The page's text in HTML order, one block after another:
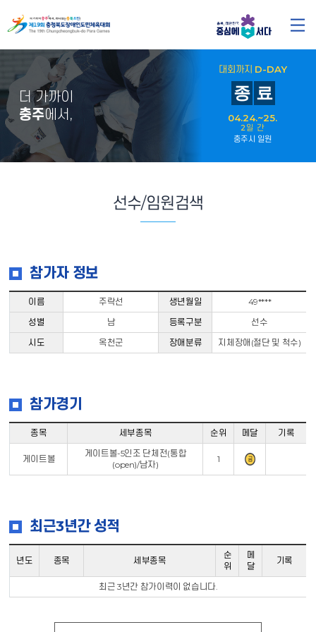
더 가까이
충주에서,
대회까지 D-DAY
종 료
04.24.~25.
2일 간
충주시 일원
선수/임원검색
참가자 정보
이름 주락선 생년월일
49****
성별
남 등록구분
선수
시도
옥천군 장애분류 지체장애(절단 및 척수)
참가경기
종목 세부종목 순위 메달 기록
게이트볼
게이트볼-5인조 단체전(통합
(open)/남자)
1
최근3년간 성적
년도 종목 세부종목
순
위
메
달
기록
최근 3년간 참가이력이 없습니다.